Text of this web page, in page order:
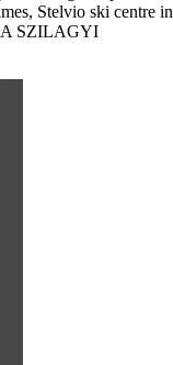
Stelvio ski centre in
SZILAGYI